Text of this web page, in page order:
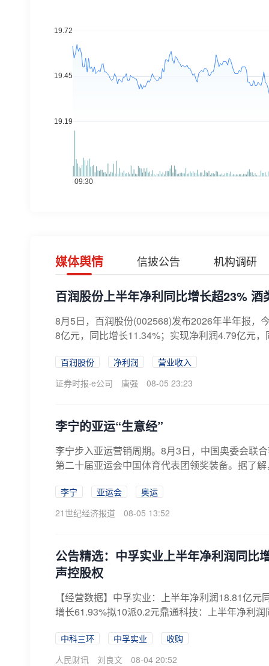
媒体舆情 信披公告 机构调研
百润股份上半年净利同比增长超23%
8月5日，百润股份(002568)发布2026年半年报
8亿元，同比增长11.34%；实现净利润4.79亿元，
百润股份 净利润
营业收入
证券时报·e公司
唐强 08-05 23:23
李宁的亚运“生意经”
李宁步入亚运营销周期。8月3日，中国奥委会联
第二十届亚运会中国体育代表团领奖装备。据了
李宁 亚运会
奥运
21世纪经济报道
08-05 13:52
公告精选：中孚实业上半年净利润同比
声控股权
【经营数据】中孚实业：上半年净利润18.81亿
增长61.93%拟10派0.2元鼎通科技：上半年净利润
中科三环 中孚实业
收购
人民财讯
刘良文 08-04 20:52